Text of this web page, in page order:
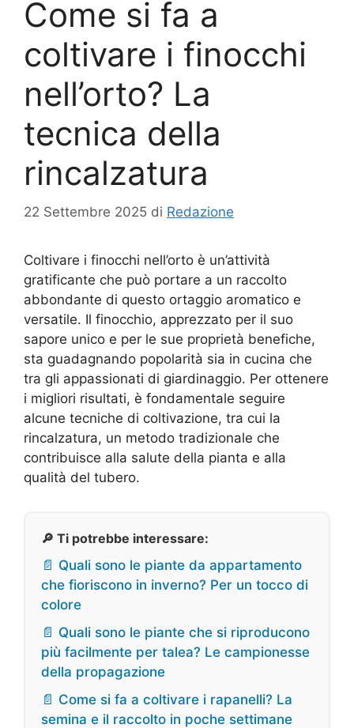
Come si fa a
coltivare i finocchi
nell’orto? La
tecnica della
rincalzatura
22 Settembre 2025 di Redazione
Coltivare i finocchi nell’orto è un’attività
gratificante che può portare a un raccolto
abbondante di questo ortaggio aromatico e
versatile. Il finocchio, apprezzato per il suo
sapore unico e per le sue proprietà benefiche,
sta guadagnando popolarità sia in cucina che
tra gli appassionati di giardinaggio. Per ottenere
i migliori risultati, è fondamentale seguire
alcune tecniche di coltivazione, tra cui la
rincalzatura, un metodo tradizionale che
contribuisce alla salute della pianta e alla
qualità del tubero.
🔎 Ti potrebbe interessare:
📄 Quali sono le piante da appartamento
che fioriscono in inverno? Per un tocco di
colore
📄 Quali sono le piante che si riproducono
più facilmente per talea? Le campionesse
della propagazione
📄 Come si fa a coltivare i rapanelli? La
semina e il raccolto in poche settimane